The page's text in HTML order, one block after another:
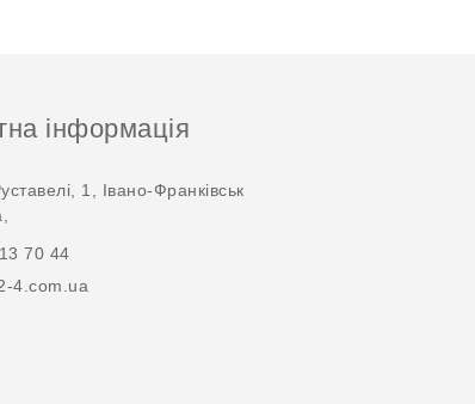
інформація
1, Івано-Франківськ
70 44
4.com.ua